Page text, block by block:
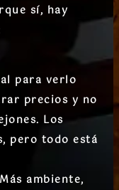
sí, hay
para verlo
precios y no
Los
pero todo está
Más ambiente,